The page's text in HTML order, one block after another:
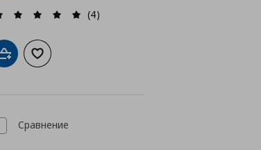
(4)
Добави в кошницата
Добави към списъка с любими
Сравнение